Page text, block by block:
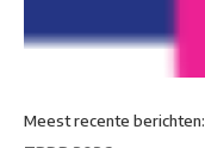
Meest recente berichten: